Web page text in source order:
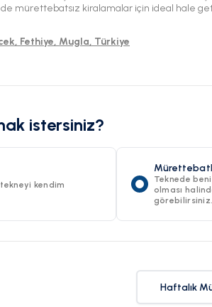
mürettebatsız kiralamalar için ideal hale
ve açık denizin güzelliğinin tadını çıkarın.
Fethiye, Mugla, Türkiye
istersiniz?
kendim
Teknede
olması
görebilirsiniz.
Haftalık